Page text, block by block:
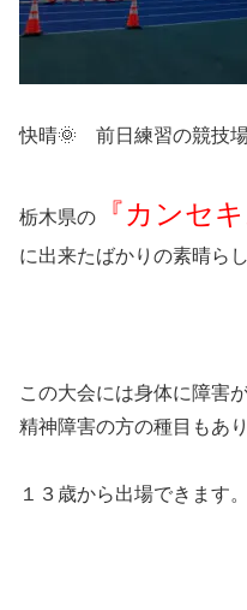
快晴🌞 前日練習の競技場
栃木県の 『カンセ
に出来たばかりの素晴ら
この大会には身体に障害
精神障害の方の種目もあり
１３歳から出場できます。